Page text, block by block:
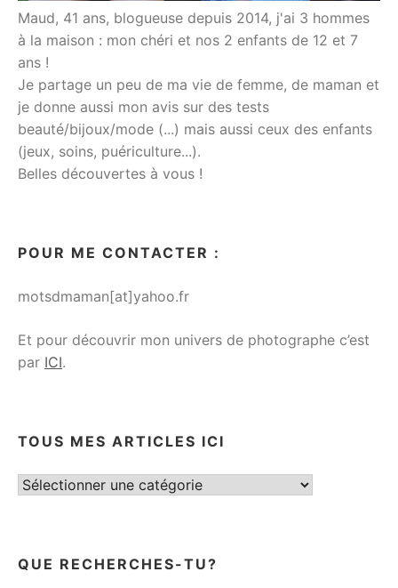
Maud, 41 ans, blogueuse depuis 2014, j'ai 3 hommes
à la maison : mon chéri et nos 2 enfants de 12 et 7
ans !
Je partage un peu de ma vie de femme, de maman et
je donne aussi mon avis sur des tests
beauté/bijoux/mode (...) mais aussi ceux des enfants
(jeux, soins, puériculture...).
Belles découvertes à vous !
POUR ME CONTACTER :
motsdmaman[at]yahoo.fr
Et pour découvrir mon univers de photographe c’est
par ICI.
TOUS MES ARTICLES ICI
Tous
QUE RECHERCHES-TU?